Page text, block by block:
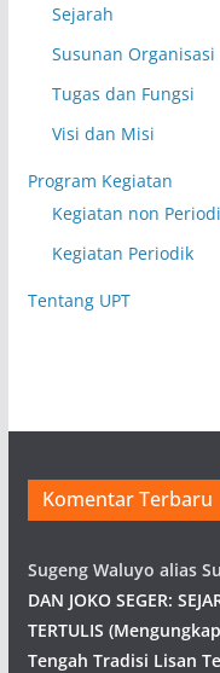
Sejarah
Susunan Organisasi
Tugas dan Fungsi
Visi dan Misi
Program Kegiatan
Kegiatan non
Kegiatan Periodik
Tentang UPT
Komentar Terbaru
Sugeng Waluyo alias
DAN JOKO SEGER:
TERTULIS
Tengah Tradisi Lisan